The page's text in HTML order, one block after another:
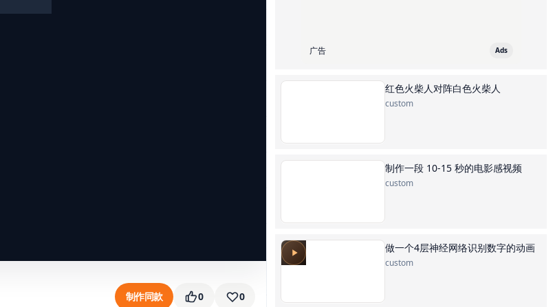
制作同款 0 0
广告 Ads
红色火柴人对阵白色火柴人
custom
制作一段 10-15 秒的电影感视频
custom
做一个4层神经网络识别数字的动画
custom